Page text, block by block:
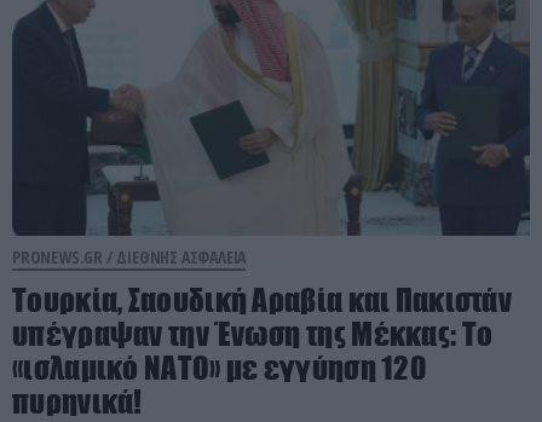
PRONEWS.GR / ΔΙΕΘΝΗΣ ΑΣΦΑΛΕΙΑ
Τουρκία, Σαουδική Αραβία και Πακιστάν
υπέγραψαν την Ένωση της Μέκκας: Το
«ισλαμικό ΝΑΤΟ» με εγγύηση 120
πυρηνικά!